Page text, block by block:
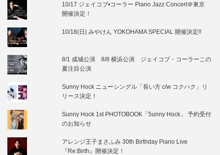
10/17 ジェイコブ•コーラー Piano Jazz Concert＠東京
開催決定！
10/18(日) みやけん YOKOHAMA SPECIAL 開催決定!!
8/1 成城公演 8/8 横浜公演 ジェイコブ・コーラーこの
夏注目公演
Sunny Hock ニューシングル「長い方 c/w コクハク」リ
リース決定！
Sunny Hock 1st PHOTOBOOK「5unny Hock」 予約受付
のお知らせ
アレンジ王子まさふみ 30th Birthday Piano Live
『Re:Birth』開催決定！